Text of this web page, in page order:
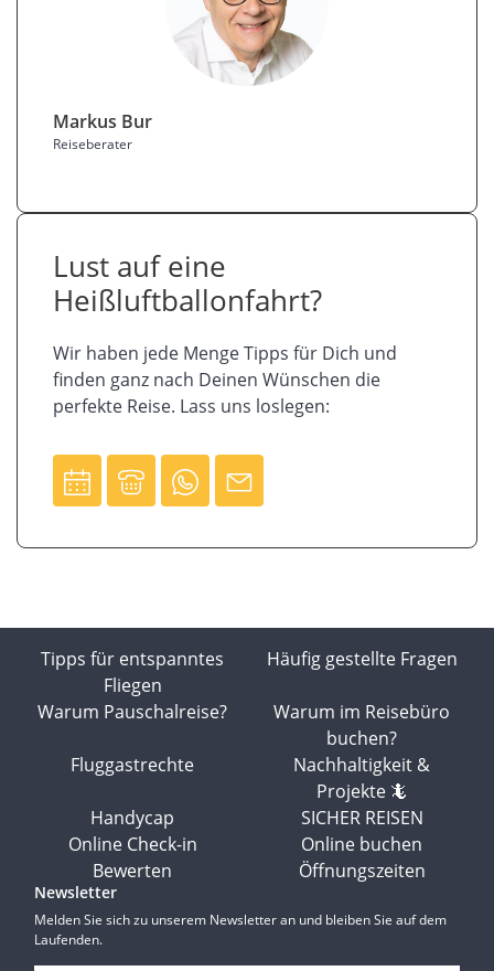
Markus Bur
Reiseberater
Lust auf eine
Heißluftballonfahrt?
Wir haben jede Menge Tipps für Dich und
finden ganz nach Deinen Wünschen die
perfekte Reise. Lass uns loslegen:
Tipps für entspanntes
Fliegen
Häufig gestellte Fragen
Warum Pauschalreise?
Warum im Reisebüro
buchen?
Fluggastrechte
Nachhaltigkeit &
Projekte 🦎
Handycap
SICHER REISEN
Online Check-in
Online buchen
Bewerten
Öffnungszeiten
Newsletter
Melden Sie sich zu unserem Newsletter an und bleiben Sie auf dem
Laufenden.